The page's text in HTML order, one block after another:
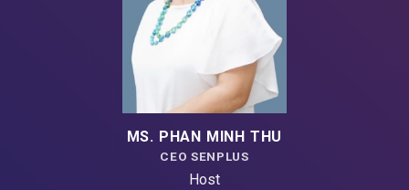
MS. PHAN MINH THU
CEO SENPLUS
Host